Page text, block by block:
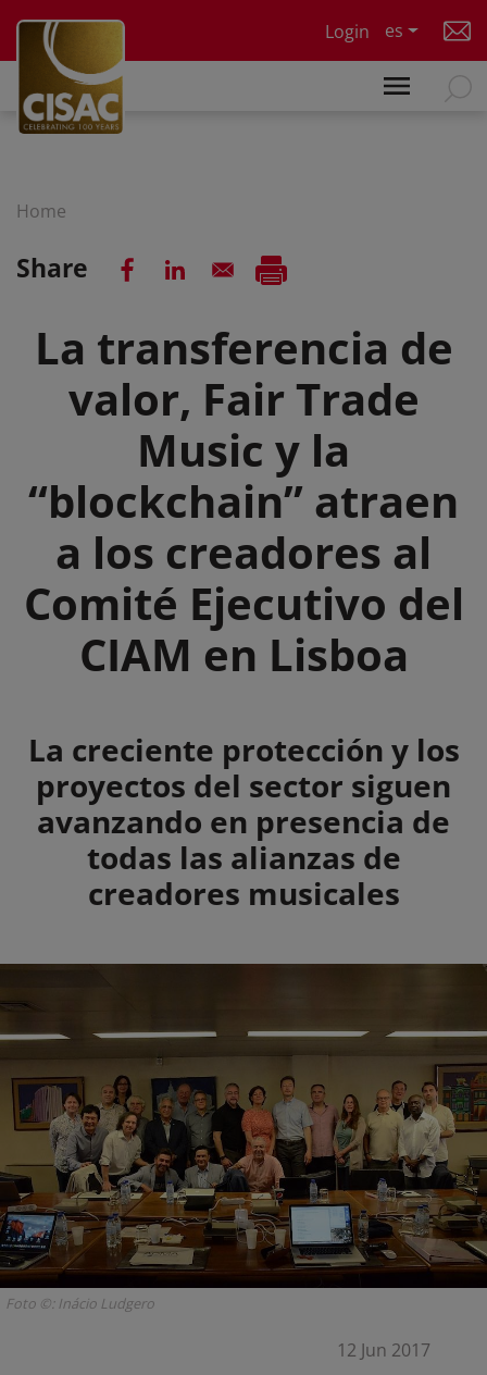
Login
es
Home
Share
La transferencia de
valor, Fair Trade
Music y la
“blockchain” atraen
a los creadores al
Comité Ejecutivo del
CIAM en Lisboa
Summary
La creciente protección y los
proyectos del sector siguen
avanzando en presencia de
todas las alianzas de
creadores musicales
Foto ©: Inácio Ludgero
12 Jun 2017